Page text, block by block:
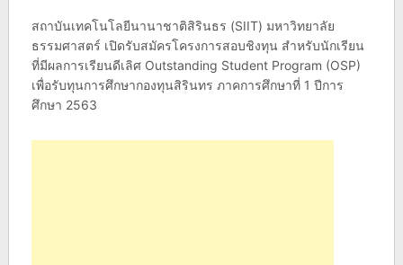
สถาบันเทคโนโลยีนานาชาติสิรินธร (SIIT) มหาวิทยาลัย
ธรรมศาสตร์ เปิดรับสมัครโครงการสอบชิงทุน สำหรับนักเรียน
ที่มีผลการเรียนดีเลิศ Outstanding Student Program (OSP)
เพื่อรับทุนการศึกษากองทุนสิรินทร ภาคการศึกษาที่ 1 ปีการ
ศึกษา 2563